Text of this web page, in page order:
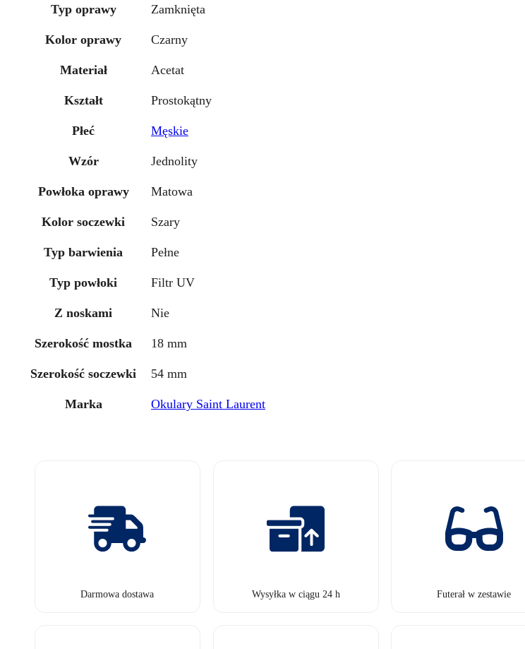
Typ oprawy Zamknięta
Kolor oprawy Czarny
Materiał Acetat
Kształt Prostokątny
Płeć Męskie
Wzór Jednolity
Powłoka oprawy Matowa
Kolor soczewki Szary
Typ barwienia Pełne
Typ powłoki Filtr UV
Z noskami Nie
Szerokość mostka 18 mm
Szerokość soczewki 54 mm
Marka Okulary Saint Laurent
Darmowa dostawa Wysyłka w ciągu 24 h Futerał w zestawie